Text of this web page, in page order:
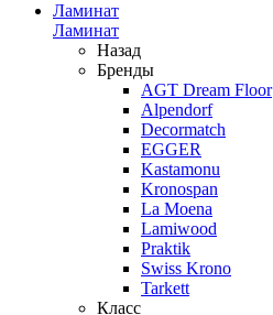
Ламинат
Ламинат
Назад
Бренды
AGT Dream Floor
Alpendorf
Decormatch
EGGER
Kastamonu
Kronospan
La Moena
Lamiwood
Praktik
Swiss Krono
Tarkett
Класс